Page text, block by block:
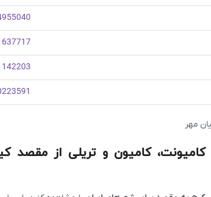
مهر
کامیونت، کامیون و تریلی از مقصد